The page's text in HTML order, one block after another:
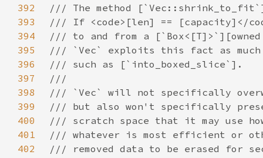
392
393
394
395
396
397
398
399
400
401
402